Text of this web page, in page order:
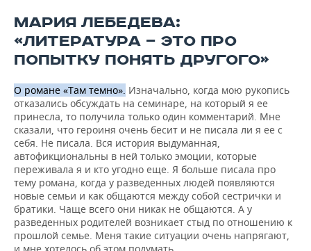
МАРИЯ ЛЕБЕДЕВА:
«ЛИТЕРАТУРА — ЭТО ПРО
ПОПЫТКУ ПОНЯТЬ ДРУГОГО»
О романе «Там темно». Изначально, когда мою рукопись
отказались обсуждать на семинаре, на который я ее
принесла, то получила только один комментарий. Мне
сказали, что героиня очень бесит и не писала ли я ее с
себя. Не писала. Вся история выдуманная,
автофикциональны в ней только эмоции, которые
переживала я и кто угодно еще. Я больше писала про
тему романа, когда у разведенных людей появляются
новые семьи и как общаются между собой сестрички и
братики. Чаще всего они никак не общаются. А у
разведенных родителей возникает стыд по отношению к
прошлой семье. Меня такие ситуации очень напрягают,